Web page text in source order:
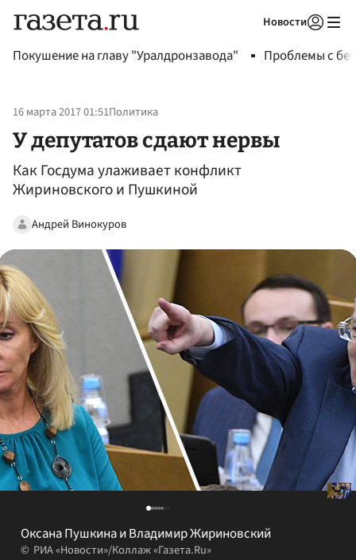
Новости
Покушение на главу "Уралдронзавода" Проблемы с
16 марта 2017 01:51Политика
У депутатов сдают нервы
Как Госдума улаживает конфликт
Жириновского и Пушкиной
Андрей Винокуров
Оксана Пушкина и Владимир Жириновский
РИА «Новости»/Коллаж «Газета.Ru»